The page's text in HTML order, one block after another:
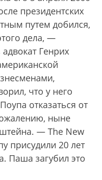
президентских
путем добился,
дела, —
Генрих
что у него
отказаться от
ныне
— The New
присудили 20 лет
Паша загубил это